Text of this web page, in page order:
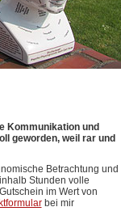
Kommunikation und
geworden, weil rar und
Betrachtung und
Stunden volle
im Wert von
bei mir